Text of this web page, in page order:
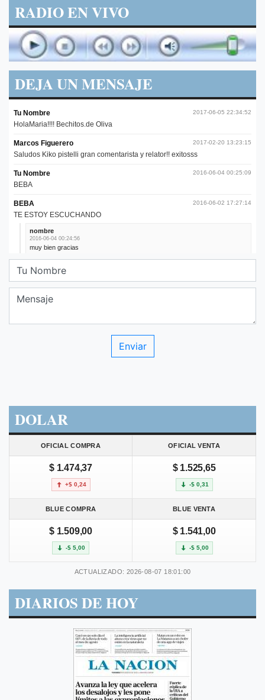
RADIO EN VIVO
DEJA UN MENSAJE
DOLAR
OFICIAL COMPRA OFICIAL VENTA
$ 1.474,37
+$ 0,24
$ 1.525,65
-$ 0,31
BLUE COMPRA BLUE VENTA
$ 1.509,00
-$ 5,00
$ 1.541,00
-$ 5,00
ACTUALIZADO: 2026-08-07 18:01:00
DIARIOS DE HOY